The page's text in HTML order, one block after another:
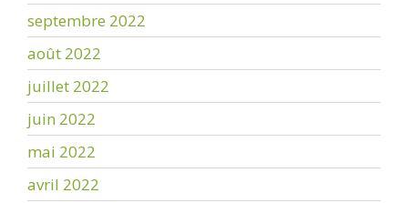
septembre 2022
août 2022
juillet 2022
juin 2022
mai 2022
avril 2022